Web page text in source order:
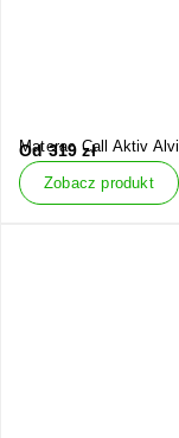
Materac Call Aktiv Alvi
Od319zł
Zobacz produkt